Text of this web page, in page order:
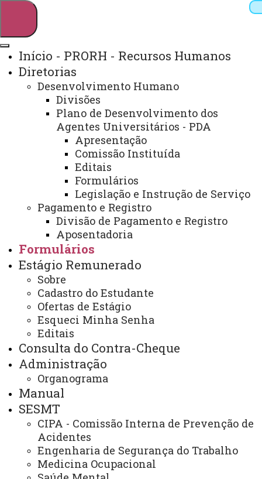
Webmail Sistemas
Telefones
Arquivo Virtual
Campus
Início - PRORH - Recursos Humanos
Diretorias
Desenvolvimento Humano
Divisões
Plano de Desenvolvimento dos
Agentes Universitários - PDA
Apresentação
Comissão Instituída
Editais
Formulários
Legislação e Instrução de Serviço
Pagamento e Registro
Divisão de Pagamento e Registro
Aposentadoria
Formulários
Estágio Remunerado
Sobre
Cadastro do Estudante
Ofertas de Estágio
Esqueci Minha Senha
Editais
Consulta do Contra-Cheque
Administração
Organograma
Manual
SESMT
CIPA - Comissão Interna de Prevenção de
Acidentes
Engenharia de Segurança do Trabalho
Medicina Ocupacional
Início
Estágio
Remunerado
Legislação
Estadual
Manual
Disposição Funcional
Formulário (Word)
Formulário (PDF)
ATUALIZAÇÃO MAIS RECENTE: 27 DE JUNHO DE
2025
ACESSOS: 3511
Você está aqui:Unioeste
Recursos Humanos
Formulários